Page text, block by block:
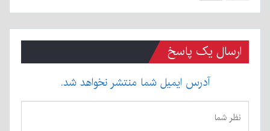
ارسال یک پاسخ
آدرس ایمیل شما منتشر نخواهد شد.